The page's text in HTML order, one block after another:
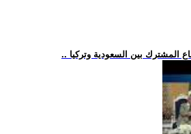
المشترك بين السعودية وتركيا